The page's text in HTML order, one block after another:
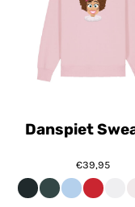
Danspiet
€39,95